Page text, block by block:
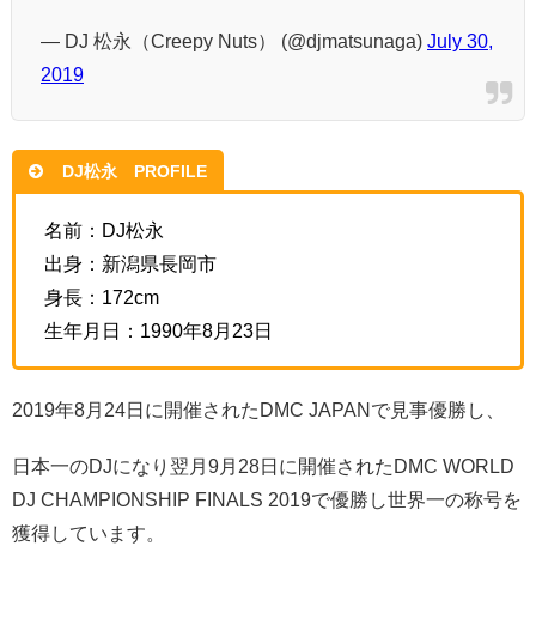
— DJ 松永（Creepy Nuts） (@djmatsunaga) July 30,
2019
DJ松永 PROFILE
名前：DJ松永
出身：新潟県長岡市
身長：172cm
生年月日：1990年8月23日
2019年8月24日に開催されたDMC JAPANで見事優勝し、
日本一のDJになり翌月9月28日に開催されたDMC WORLD
DJ CHAMPIONSHIP FINALS 2019で優勝し世界一の称号を
獲得しています。